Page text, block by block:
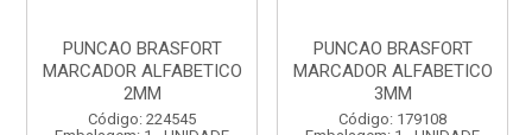
PUNCAO BRASFORT
MARCADOR ALFABETICO
2MM
Código: 224545
PUNCAO BRASFORT
MARCADOR ALFABETICO
3MM
Código: 179108